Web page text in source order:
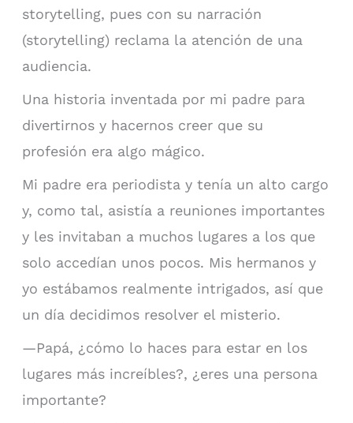
storytelling, pues con su narración
(storytelling) reclama la atención de una
audiencia.
Una historia inventada por mi padre para
divertirnos y hacernos creer que su
profesión era algo mágico.
Mi padre era periodista y tenía un alto cargo
y, como tal, asistía a reuniones importantes
y les invitaban a muchos lugares a los que
solo accedían unos pocos. Mis hermanos y
yo estábamos realmente intrigados, así que
un día decidimos resolver el misterio.
—Papá, ¿cómo lo haces para estar en los
lugares más increíbles?, ¿eres una persona
importante?